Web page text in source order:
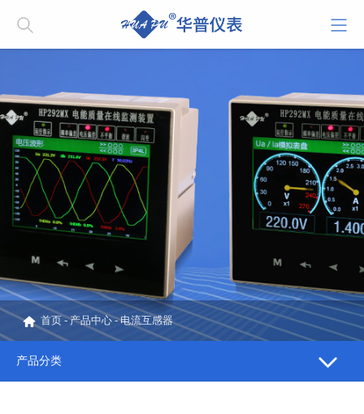
首页-产品中心-电流互感器
产品分类